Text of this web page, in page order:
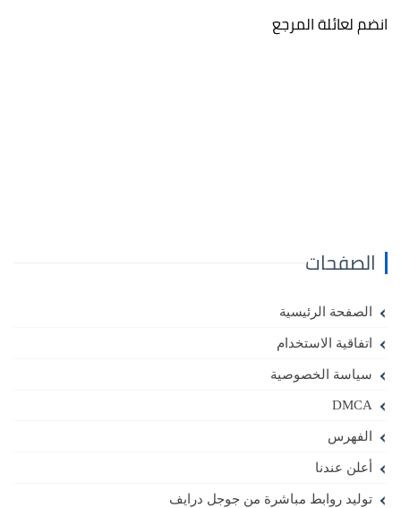
انضم لعائلة المرجع
الصفحات
الصفحة الرئيسية
اتفاقية الاستخدام
سياسة الخصوصية
DMCA
الفهرس
أعلن عندنا
توليد روابط مباشرة من جوجل درايف